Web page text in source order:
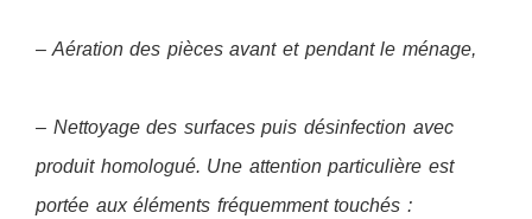
– Aération des pièces avant et pendant le ménage,
– Nettoyage des surfaces puis désinfection avec
produit homologué. Une attention particulière est
portée aux éléments fréquemment touchés :